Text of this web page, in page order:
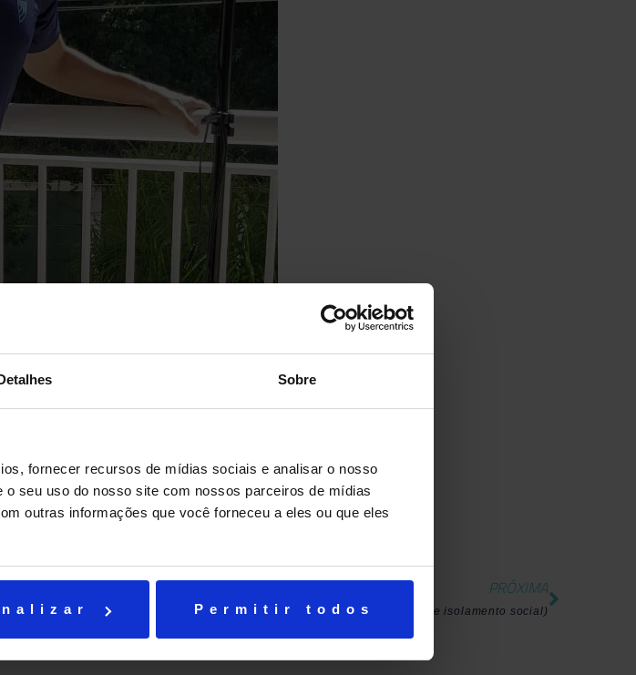
Sobre
fornecer recursos de mídias sociais e analisar o nosso
seu uso do nosso site com nossos parceiros de mídias
outras informações que você forneceu a eles ou que eles
Permitir todos
PRÓXIMA
Histórias de Professor…(em tempo de isolamento social)